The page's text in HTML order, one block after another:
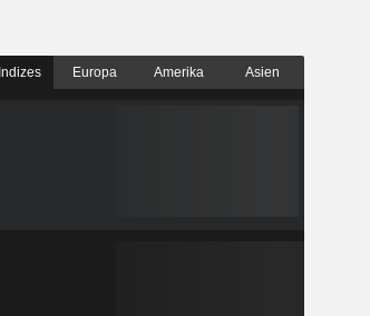
Indizes Europa Amerika Asien